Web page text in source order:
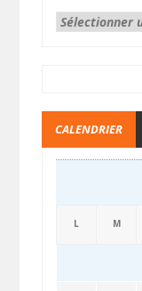
CALENDRIER
L M